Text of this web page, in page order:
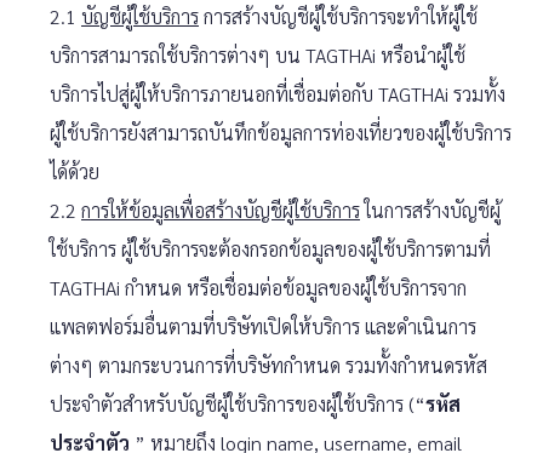
2.1 บัญชีผู้ใช้บริการการสร้างบัญชีผู้ใช้บริการจะทำให้ผู้ใช้
บริการสามารถใช้บริการต่างๆ บน TAGTHAi หรือนำผู้ใช้
บริการไปสู่ผู้ให้บริการภายนอกที่เชื่อมต่อกับ TAGTHAi รวมทั้ง
ผู้ใช้บริการยังสามารถบันทึกข้อมูลการท่องเที่ยวของผู้ใช้บริการ
ได้ด้วย
2.2 การให้ข้อมูลเพื่อสร้างบัญชีผู้ใช้บริการในการสร้างบัญชีผู้
ใช้บริการ ผู้ใช้บริการจะต้องกรอกข้อมูลของผู้ใช้บริการตามที่
TAGTHAi กำหนด หรือเชื่อมต่อข้อมูลของผู้ใช้บริการจาก
แพลตฟอร์มอื่นตามที่บริษัทเปิดให้บริการ และดำเนินการ
ต่างๆ ตามกระบวนการที่บริษัทกำหนด รวมทั้งกำหนดรหัส
ประจำตัวสำหรับบัญชีผู้ใช้บริการของผู้ใช้บริการ (“รหัส
ประจำตัว ” หมายถึง login name, username, email